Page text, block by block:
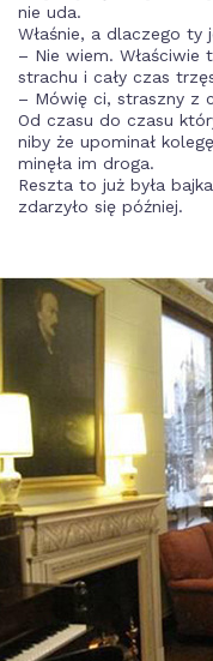
nie uda.
Właśnie, a dlaczego ty
– Nie wiem.
strachu i cały czas
– Mówię ci, straszny z
Od czasu do czasu
niby że upominał
minęła im droga.
Reszta to już była
zdarzyło się później.